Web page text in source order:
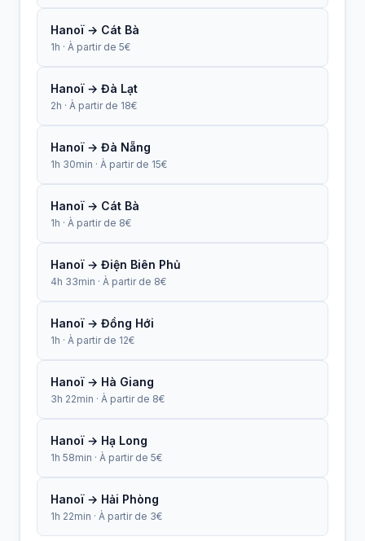
Hanoï → Cát Bà
1h · À partir de 5€
Hanoï → Đà Lạt
2h · À partir de 18€
Hanoï → Đà Nẵng
1h 30min · À partir de 15€
Hanoï → Cát Bà
1h · À partir de 8€
Hanoï → Điện Biên Phủ
4h 33min · À partir de 8€
Hanoï → Đồng Hới
1h · À partir de 12€
Hanoï → Hà Giang
3h 22min · À partir de 8€
Hanoï → Hạ Long
1h 58min · À partir de 5€
Hanoï → Hải Phòng
1h 22min · À partir de 3€